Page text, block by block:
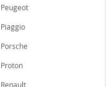
Peugeot
Piaggio
Porsche
Proton
Renault